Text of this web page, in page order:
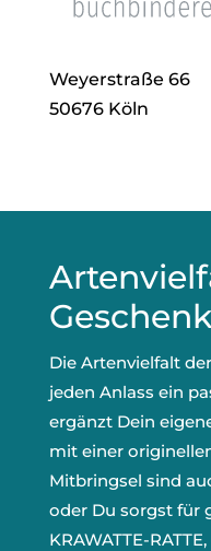
Weyerstraße 66
50676 Köln
Geschenk
Die Artenvielfalt der
jeden Anlass ein
ergänzt Dein
mit einer
Mitbringsel sind
oder Du sorgst für
KRAWATTE-